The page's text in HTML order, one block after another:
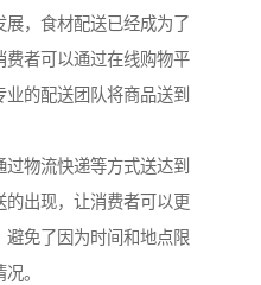
，食材配送已经成为了
者可以通过在线购物平
的配送团队将商品送到
物流快递等方式送达到
出现，让消费者可以更
免了因为时间和地点限
。